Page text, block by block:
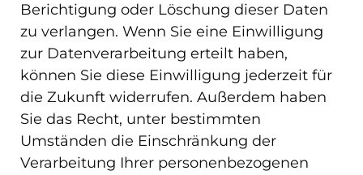
Berichtigung oder Löschung dieser Daten
zu verlangen. Wenn Sie eine Einwilligung
zur Datenverarbeitung erteilt haben,
können Sie diese Einwilligung jederzeit für
die Zukunft widerrufen. Außerdem haben
Sie das Recht, unter bestimmten
Umständen die Einschränkung der
Verarbeitung Ihrer personenbezogenen